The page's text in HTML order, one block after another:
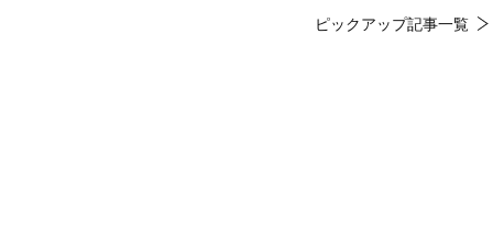
ピックアップ記事一覧